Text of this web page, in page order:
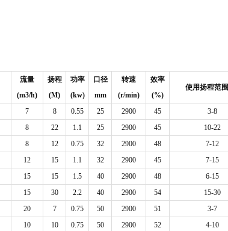
流量
(m3/h)
扬程
(M)
功率
(kw)
口径
mm
转速
(r/min)
效率
(%)
使用扬程范围
7 8 0.55 25 2900 45
3-8
8 22 1.1 25 2900 45
10-22
8 12 0.75 32 2900 48
7-12
12 15 1.1 32 2900 45
7-15
15 15 1.5 40 2900 48
6-15
15 30 2.2 40 2900 54
15-30
20 7 0.75 50 2900 51
3-7
10 10 0.75 50 2900 52
4-10